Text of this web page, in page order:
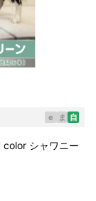
e ま 自
シャワニー